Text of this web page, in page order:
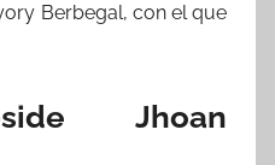
Berbegal, con el que
Jhoan